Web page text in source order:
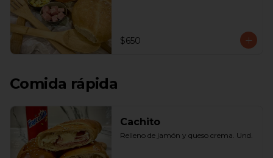
$650
Comida rápida
Cachito
Relleno de jamón y queso crema. Und.